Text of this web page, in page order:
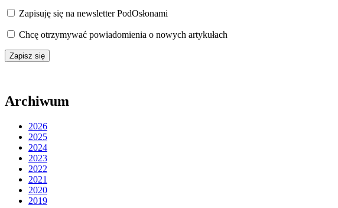
Zapisuję się na newsletter PodOsłonami
Chcę otrzymywać powiadomienia o nowych artykułach
Archiwum
2026
2025
2024
2023
2022
2021
2020
2019